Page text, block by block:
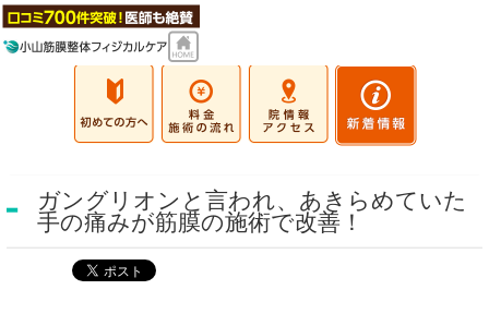
ガングリオンと言われ、あきらめていた
手の痛みが筋膜の施術で改善！